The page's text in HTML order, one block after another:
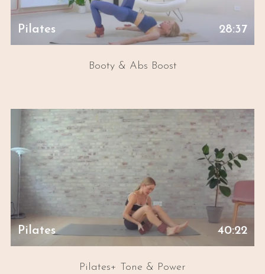
Pilates 28:37
Booty & Abs Boost
Pilates 40:22
Pilates+ Tone & Power